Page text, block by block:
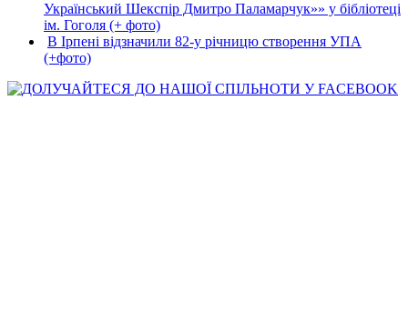
Український Шекспір Дмитро Паламарчук»» у бібліотеці
ім. Гоголя (+ фото)
В Ірпені відзначили 82-у річницю створення УПА
(+фото)